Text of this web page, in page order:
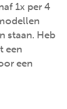
1x per 4
staan. Heb
een
een